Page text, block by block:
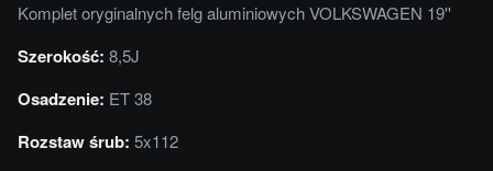
Komplet oryginalnych felg aluminiowych VOLKSWAGEN 19''
Szerokość: 8,5J
Osadzenie: ET 38
Rozstaw śrub: 5x112